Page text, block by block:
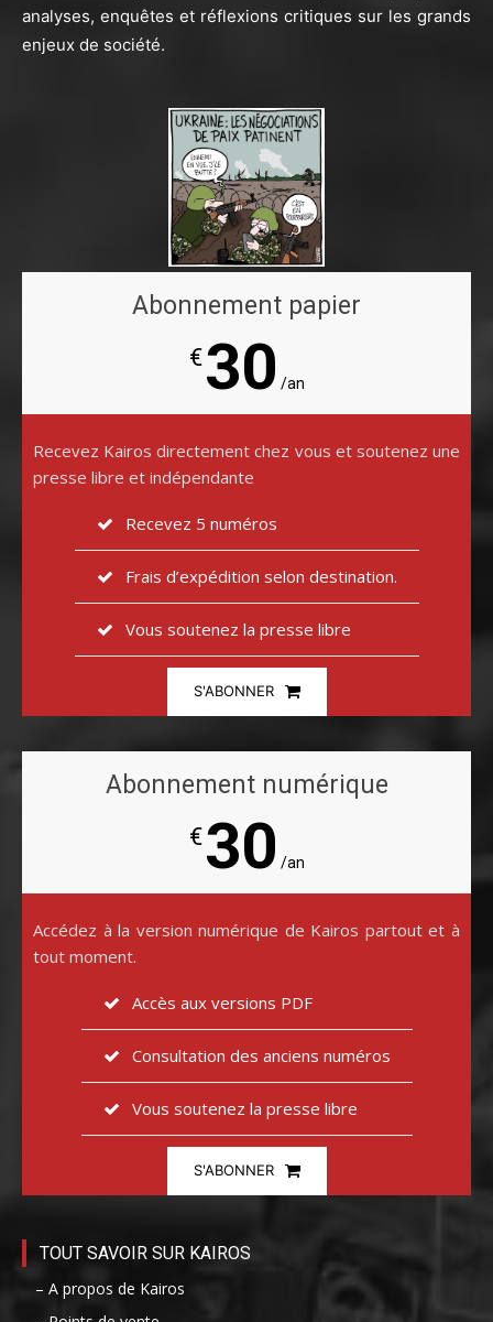
analyses, enquêtes et réflexions critiques sur les grands
enjeux de société.
Abonnement papier
€30 /an
Recevez Kairos directement chez vous et soutenez une
presse libre et indépendante
Recevez 5 numéros
Frais d’expédition selon destination.
Vous soutenez la presse libre
S'ABONNER
Abonnement numérique
€30 /an
Accédez à la version numérique de Kairos partout et à
tout moment.
Accès aux versions PDF
Consultation des anciens numéros
Vous soutenez la presse libre
S'ABONNER
TOUT SAVOIR SUR KAIROS
– A propos de Kairos